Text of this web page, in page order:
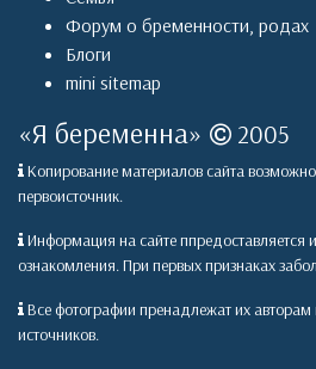
Форум о бременности, родах
Блоги
mini sitemap
«Я беременна» 2005
Копирование материалов сайта
первоисточник.
Информация на сайте ппредоставляется
ознакомления. При первых признаках
Все фотографии пренадлежат их авторам
источников.